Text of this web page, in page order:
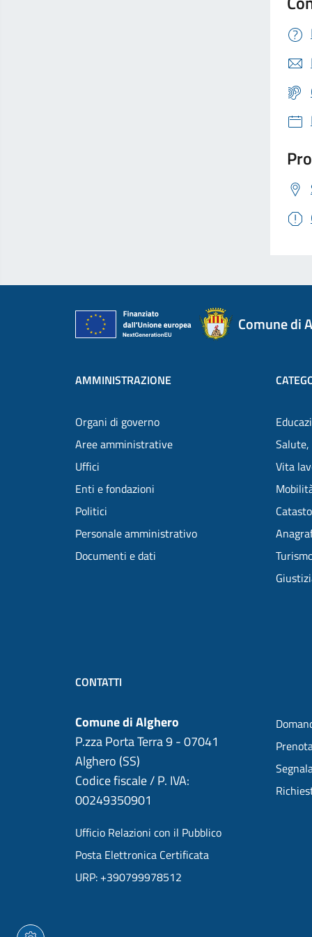
Comune di
AMMINISTRAZIONE
Organi di governo
Aree amministrative
Uffici
Enti e fondazioni
Politici
Personale amministrativo
Documenti e dati
Salute,
Vita
CONTATTI
Comune di Alghero
P.zza Porta Terra 9 - 07041
Alghero (SS)
Codice fiscale / P. IVA:
00249350901
Ufficio Relazioni con il Pubblico
Posta Elettronica Certificata
URP: +390799978512